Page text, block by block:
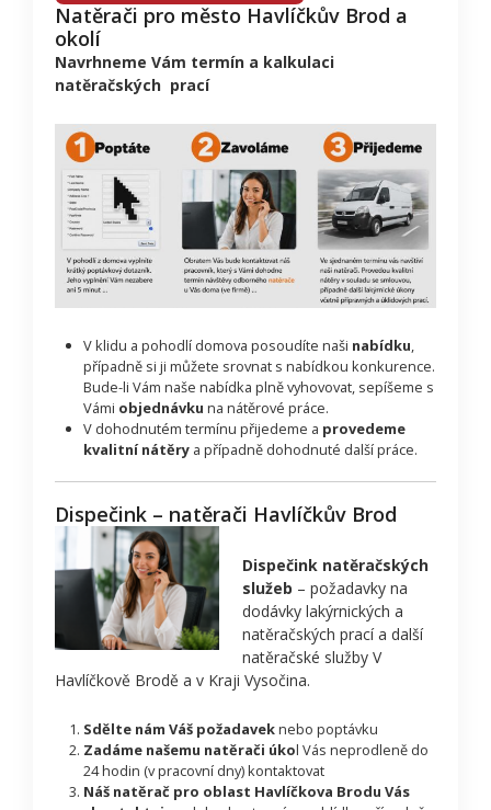
Natěrači pro město Havlíčkův Brod a
okolí
Navrhneme Vám termín a kalkulaci
natěračských prací
V klidu a pohodlí domova posoudíte naši nabídku,
případně si ji můžete srovnat s nabídkou konkurence.
Bude-li Vám naše nabídka plně vyhovovat, sepíšeme s
Vámi objednávku na nátěrové práce.
V dohodnutém termínu přijedeme a provedeme
kvalitní nátěrya případně dohodnuté další práce.
Dispečink – natěrači Havlíčkův Brod
Dispečink natěračských
služeb – požadavky na
dodávky lakýrnických a
natěračských prací a další
natěračské služby V
Havlíčkově Brodě a v Kraji Vysočina.
Sdělte nám Váš požadaveknebo poptávku
Zadáme našemu natěrači úkol Vás neprodleně do
24 hodin (v pracovní dny) kontaktovat
Náš natěrač pro oblast Havlíčkova Brodu Vás